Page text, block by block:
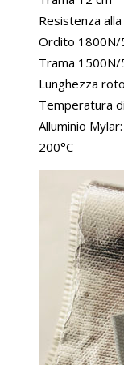
Resistenza
Ordito 1800N/
Trama 1500N/
Lunghezza
Temperatura
Alluminio
200°C